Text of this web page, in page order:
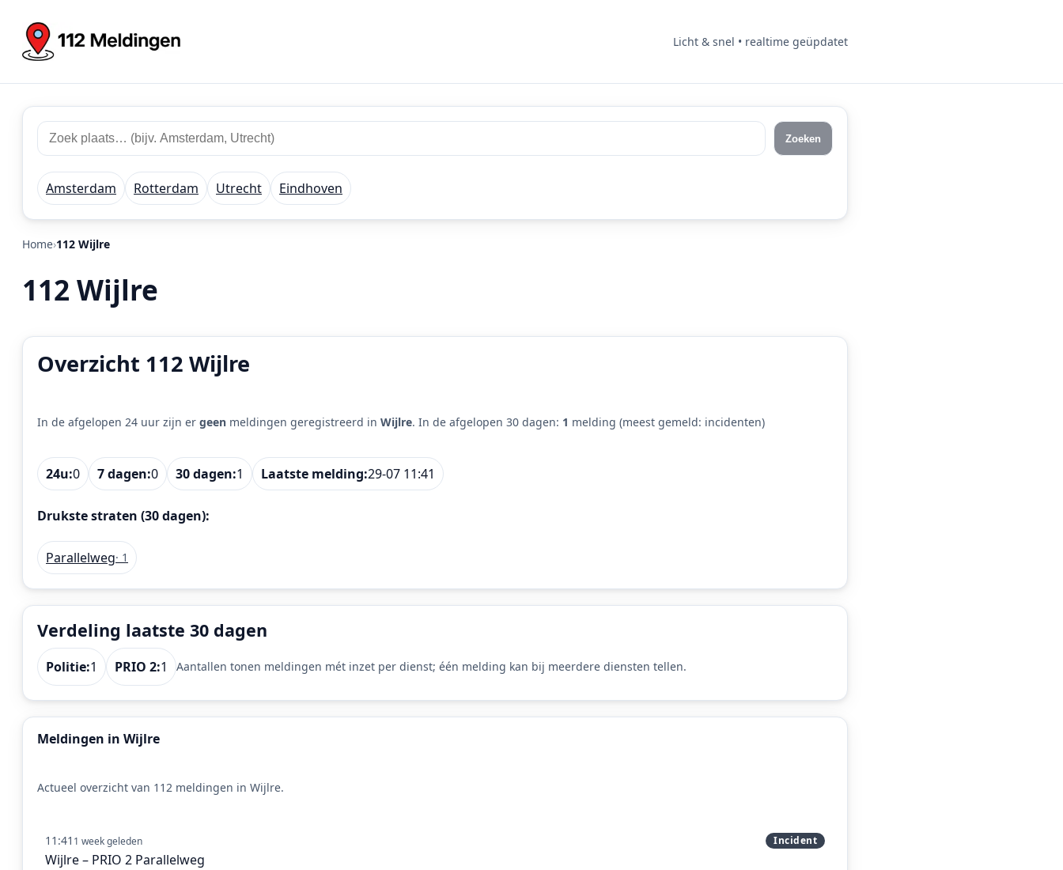
Licht & snel • realtime geüpdatet
Zoek
112
meldingen
Zoek
plaats
regio
Zoeken
Amsterdam Rotterdam Utrecht Eindhoven
Home 112 Wijlre
112 Wijlre
Overzicht 112 Wijlre
In de afgelopen 24 uur zijn er geen meldingen geregistreerd in Wijlre. In de afgelopen 30 dagen: 1 melding (meest gemeld: incidenten)
24u:0 7 dagen:0 30 dagen:1 Laatste melding:29-07 11:41
Drukste straten (30 dagen):
Parallelweg· 1
Verdeling laatste 30 dagen
Politie:1 PRIO 2:1 Aantallen tonen meldingen mét inzet per dienst; één melding kan bij meerdere diensten tellen.
Meldingen in Wijlre
Actueel overzicht van 112 meldingen in Wijlre.
11:41 1 week geleden Incident
Wijlre – PRIO 2 Parallelweg